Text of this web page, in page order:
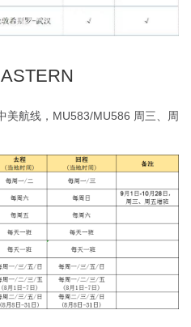
美航线，MU583/MU586 周三、周